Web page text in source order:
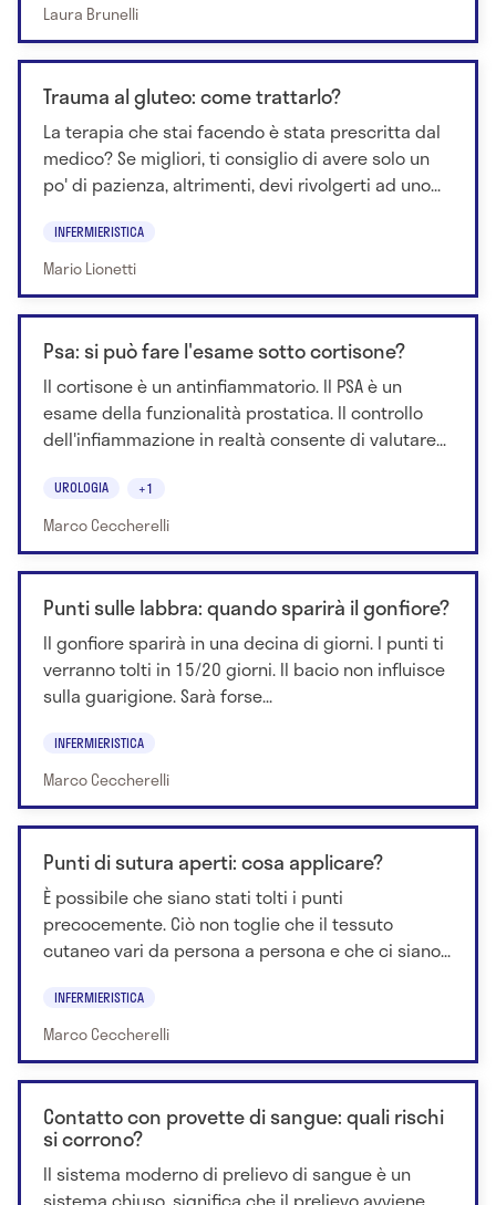
Laura Brunelli
Trauma al gluteo: come trattarlo?
La terapia che stai facendo è stata prescritta dal
medico? Se migliori, ti consiglio di avere solo un
po' di pazienza, altrimenti, devi rivolgerti ad uno...
INFERMIERISTICA
Mario Lionetti
Psa: si può fare l'esame sotto cortisone?
Il cortisone è un antinfiammatorio. Il PSA è un
esame della funzionalità prostatica. Il controllo
dell'infiammazione in realtà consente di valutare...
UROLOGIA +1
Marco Ceccherelli
Punti sulle labbra: quando sparirà il gonfiore?
Il gonfiore sparirà in una decina di giorni. I punti ti
verranno tolti in 15/20 giorni. Il bacio non influisce
sulla guarigione. Sarà forse...
INFERMIERISTICA
Marco Ceccherelli
Punti di sutura aperti: cosa applicare?
È possibile che siano stati tolti i punti
precocemente. Ciò non toglie che il tessuto
cutaneo vari da persona a persona e che ci siano...
INFERMIERISTICA
Marco Ceccherelli
Contatto con provette di sangue: quali rischi
si corrono?
Il sistema moderno di prelievo di sangue è un